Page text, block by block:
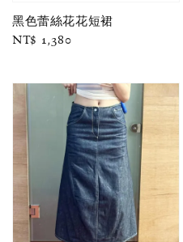
黑色蕾絲花花短裙
Regular
NT$ 1,380